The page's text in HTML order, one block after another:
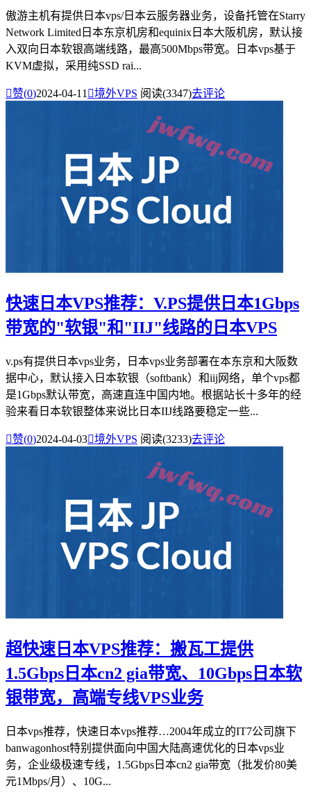
傲游主机有提供日本vps/日本云服务器业务，设备托管在Starry
Network Limited日本东京机房和equinix日本大阪机房，默认接
入双向日本软银高端线路，最高500Mbps带宽。日本vps基于
KVM虚拟，采用纯SSD rai...
赞(0)2024-04-11 境外VPS 阅读(3347)去评论
快速日本VPS推荐：V.PS提供日本1Gbps
带宽的"软银"和"IIJ"线路的日本VPS
v.ps有提供日本vps业务，日本vps业务部署在本东京和大阪数
据中心，默认接入日本软银（softbank）和iij网络，单个vps都
是1Gbps默认带宽，高速直连中国内地。根据站长十多年的经
验来看日本软银整体来说比日本IIJ线路要稳定一些...
赞(0)2024-04-03境外VPS 阅读(3233)去评论
超快速日本VPS推荐：搬瓦工提供
1.5Gbps日本cn2 gia带宽、10Gbps日本软
银带宽，高端专线VPS业务
日本vps推荐，快速日本vps推荐…2004年成立的IT7公司旗下
banwagonhost特别提供面向中国大陆高速优化的日本vps业
务，企业级极速专线，1.5Gbps日本cn2 gia带宽（批发价80美
元1Mbps/月）、10G...